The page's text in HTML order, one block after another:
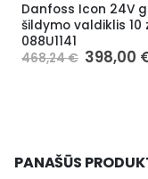
Danfoss Icon 24V
šildymo valdiklis 10
088U1141
468,24€ 398,00
PANAŠŪS